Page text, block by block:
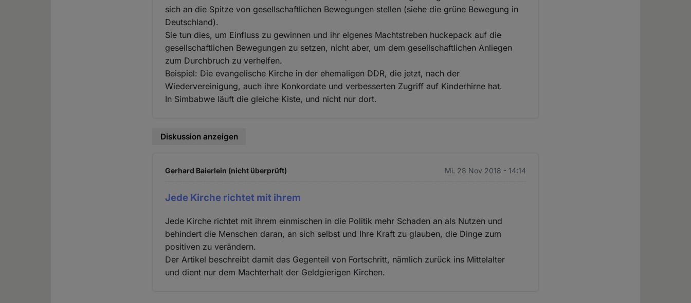
sich an die Spitze von gesellschaftlichen Bewegungen stellen (siehe die grüne Bewegung in
Deutschland).
Sie tun dies, um Einfluss zu gewinnen und ihr eigenes Machtstreben huckepack auf die
gesellschaftlichen Bewegungen zu setzen, nicht aber, um dem gesellschaftlichen Anliegen
zum Durchbruch zu verhelfen.
Beispiel: Die evangelische Kirche in der ehemaligen DDR, die jetzt, nach der
Wiedervereinigung, auch ihre Konkordate und verbesserten Zugriff auf Kinderhirne hat.
In Simbabwe läuft die gleiche Kiste, und nicht nur dort.
Diskussion anzeigen
Gerhard Baierlein (nicht überprüft) Mi. 28 Nov 2018 - 14:14
Jede Kirche richtet mit ihrem
Jede Kirche richtet mit ihrem einmischen in die Politik mehr Schaden an als Nutzen und
behindert die Menschen daran, an sich selbst und Ihre Kraft zu glauben, die Dinge zum
positiven zu verändern.
Der Artikel beschreibt damit das Gegenteil von Fortschritt, nämlich zurück ins Mittelalter
und dient nur dem Machterhalt der Geldgierigen Kirchen.